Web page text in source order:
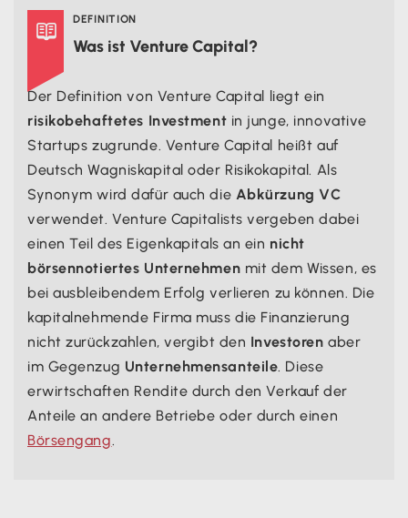
 DEFINITION
Was ist Venture Capital?
Der Definition von Venture Capital liegt ein
risikobehaftetes Investment in junge, innovative
Startups zugrunde. Venture Capital heißt auf
Deutsch Wagniskapital oder Risikokapital. Als
Synonym wird dafür auch die Abkürzung VC
verwendet. Venture Capitalists vergeben dabei
einen Teil des Eigenkapitals an ein nicht
börsennotiertes Unternehmen mit dem Wissen, es
bei ausbleibendem Erfolg verlieren zu können. Die
kapitalnehmende Firma muss die Finanzierung
nicht zurückzahlen, vergibt den Investoren aber
im Gegenzug Unternehmensanteile. Diese
erwirtschaften Rendite durch den Verkauf der
Anteile an andere Betriebe oder durch einen
Börsengang.